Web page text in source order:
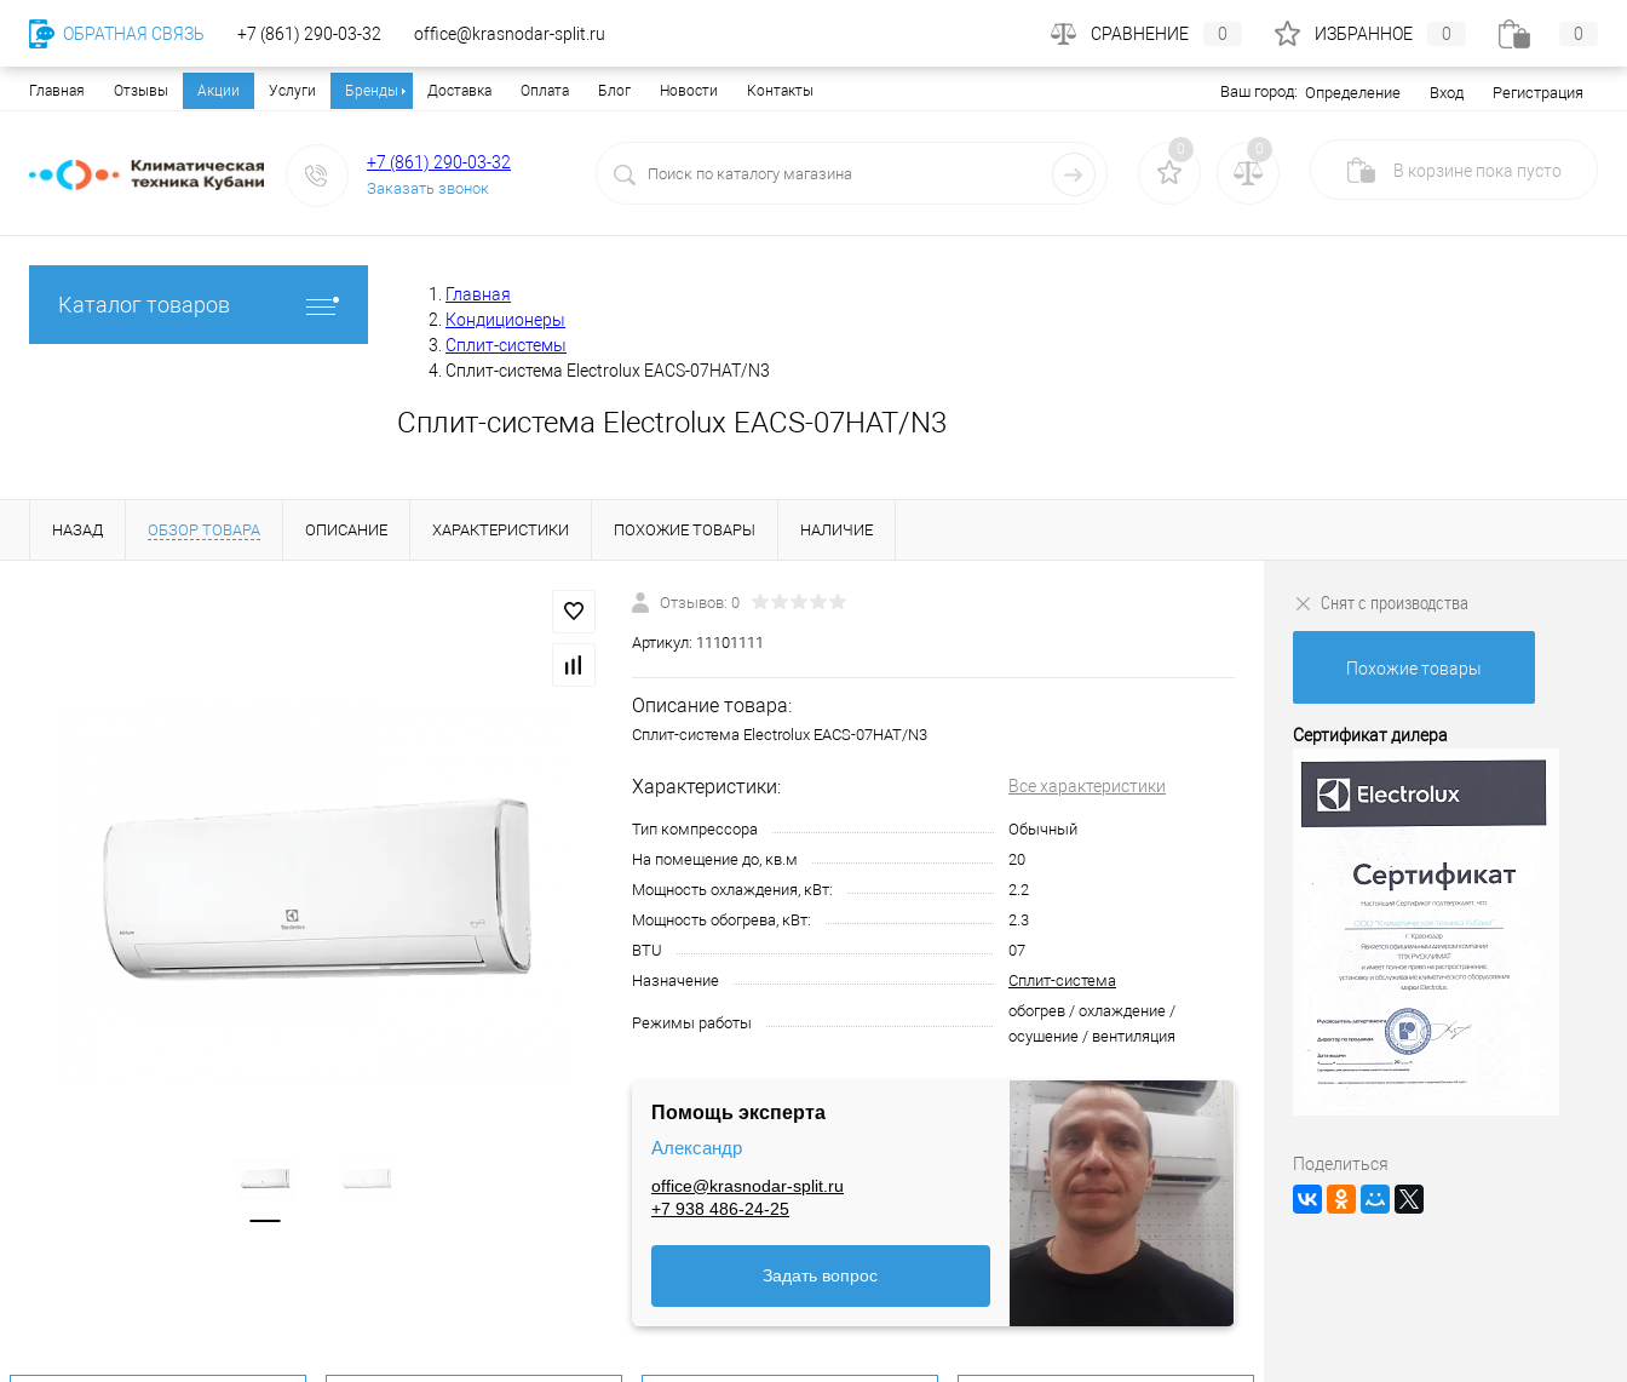
Главная Отзывы Акции Услуги Бренды Доставка Оплата Блог Новости Контакты Ваш город: Определение Вход Регистрация
+7 (861) 290-03-32
Заказать звонок
0 0
В корзине пока пусто
Каталог товаров
Главная
Кондиционеры
Сплит-системы
Сплит-система Electrolux EACS-07HAT/N3
Сплит-система Electrolux EACS-07HAT/N3
НАЗАД ОБЗОР ТОВАРА ОПИСАНИЕ ХАРАКТЕРИСТИКИ ПОХОЖИЕ ТОВАРЫ НАЛИЧИЕ
Отзывов: 0
Артикул: 11101111
Описание товара:
Сплит-система Electrolux EACS-07HAT/N3
Характеристики: Все характеристики
Тип компрессора
Обычный
На помещение до, кв.м
20
Мощность охлаждения, кВт:
2.2
Мощность обогрева, кВт:
2.3
BTU
07
Назначение
Сплит-система
Режимы работы
обогрев / охлаждение /
осушение / вентиляция
Помощь эксперта
Александр
office@krasnodar-split.ru
+7 938 486-24-25
Задать вопрос
Снят с производства
Похожие товары
Сертификат дилера
Поделиться
ОБРАТНАЯ СВЯЗЬ +7 (861) 290-03-32 office@krasnodar-split.ru СРАВНЕНИЕ 0 ИЗБРАННОЕ 0 0